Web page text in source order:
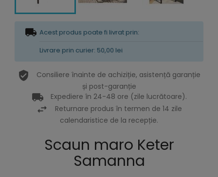
Acest produs poate fi livrat prin:
Livrare prin curier: 50,00 lei
Consiliere înainte de achiziție, asistență garanție
și post-garanție
Expediere în 24-48 ore (zile lucrătoare).
Returnare produs în termen de 14 zile
calendaristice de la recepție.
Scaun maro Keter
Samanna